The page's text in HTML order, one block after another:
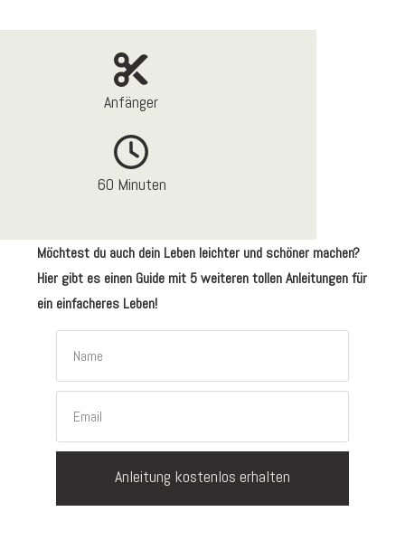
Anfänger
60 Minuten
Möchtest du auch dein Leben leichter und schöner machen?
Hier gibt es einen Guide mit 5 weiteren tollen Anleitungen für
ein einfacheres Leben!
Anleitung kostenlos erhalten